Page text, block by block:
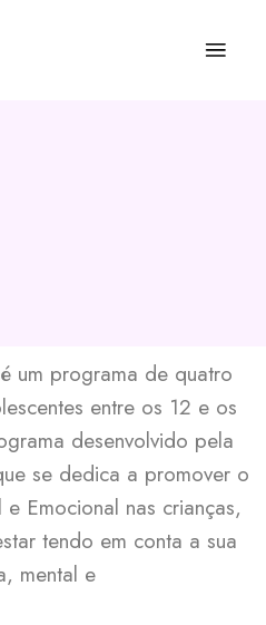
um programa de quatro
entre os 12 e os
desenvolvido pela
se dedica a promover o
e Emocional nas crianças,
tendo em conta a sua
mental e